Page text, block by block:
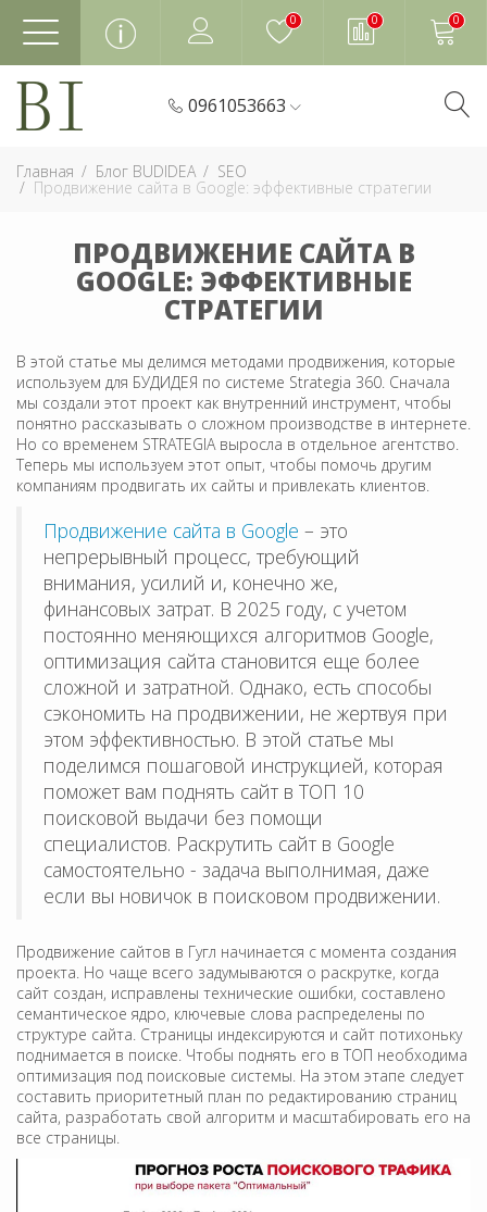
0 0 0
0961053663
Главная Блог BUDIDEA SEO
Продвижение сайта в Google: эффективные стратегии
ПРОДВИЖЕНИЕ САЙТА В
GOOGLE: ЭФФЕКТИВНЫЕ
СТРАТЕГИИ
В этой статье мы делимся методами продвижения, которые
используем для БУДИДЕЯ по системе Strategia 360. Сначала
мы создали этот проект как внутренний инструмент, чтобы
понятно рассказывать о сложном производстве в интернете.
Но со временем STRATEGIA выросла в отдельное агентство.
Теперь мы используем этот опыт, чтобы помочь другим
компаниям продвигать их сайты и привлекать клиентов.
Продвижение сайта в Google – это
непрерывный процесс, требующий
внимания, усилий и, конечно же,
финансовых затрат. В 2025 году, с учетом
постоянно меняющихся алгоритмов Google,
оптимизация сайта становится еще более
сложной и затратной. Однако, есть способы
сэкономить на продвижении, не жертвуя при
этом эффективностью. В этой статье мы
поделимся пошаговой инструкцией, которая
поможет вам поднять сайт в ТОП 10
поисковой выдачи без помощи
специалистов. Раскрутить сайт в Google
самостоятельно - задача выполнимая, даже
если вы новичок в поисковом продвижении.
Продвижение сайтов в Гугл начинается с момента создания
проекта. Но чаще всего задумываются о раскрутке, когда
сайт создан, исправлены технические ошибки, составлено
семантическое ядро, ключевые слова распределены по
структуре сайта. Страницы индексируются и сайт потихоньку
поднимается в поиске. Чтобы поднять его в ТОП необходима
оптимизация под поисковые системы. На этом этапе следует
составить приоритетный план по редактированию страниц
сайта, разработать свой алгоритм и масштабировать его на
все страницы.